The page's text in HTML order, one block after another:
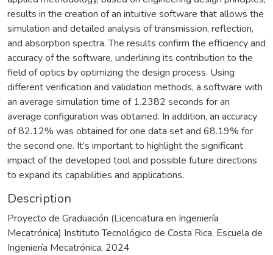
results in the creation of an intuitive software that allows the
simulation and detailed analysis of transmission, reflection,
and absorption spectra. The results confirm the efficiency and
accuracy of the software, underlining its contribution to the
field of optics by optimizing the design process. Using
different verification and validation methods, a software with
an average simulation time of 1.2382 seconds for an
average configuration was obtained. In addition, an accuracy
of 82.12% was obtained for one data set and 68.19% for
the second one. It’s important to highlight the significant
impact of the developed tool and possible future directions
to expand its capabilities and applications.
Description
Proyecto de Graduación (Licenciatura en Ingeniería
Mecatrónica) Instituto Tecnológico de Costa Rica, Escuela de
Ingeniería Mecatrónica, 2024